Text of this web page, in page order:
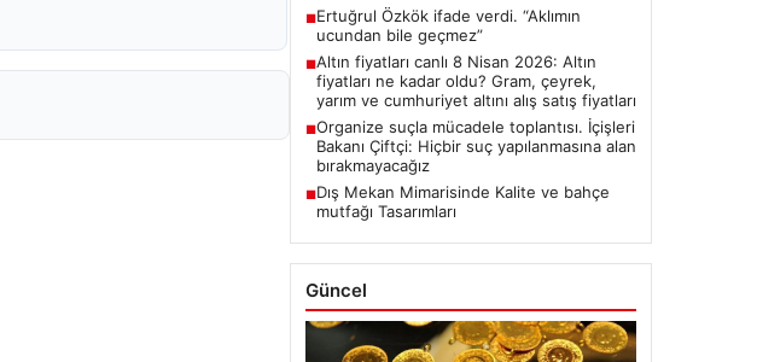
■Ertuğrul Özkök ifade verdi. “Aklımın
ucundan bile geçmez”
■Altın fiyatları canlı 8 Nisan 2026: Altın
fiyatları ne kadar oldu? Gram, çeyrek,
yarım ve cumhuriyet altını alış satış fiyatları
■Organize suçla mücadele toplantısı. İçişleri
Bakanı Çiftçi: Hiçbir suç yapılanmasına alan
bırakmayacağız
■Dış Mekan Mimarisinde Kalite ve bahçe
mutfağı Tasarımları
Güncel